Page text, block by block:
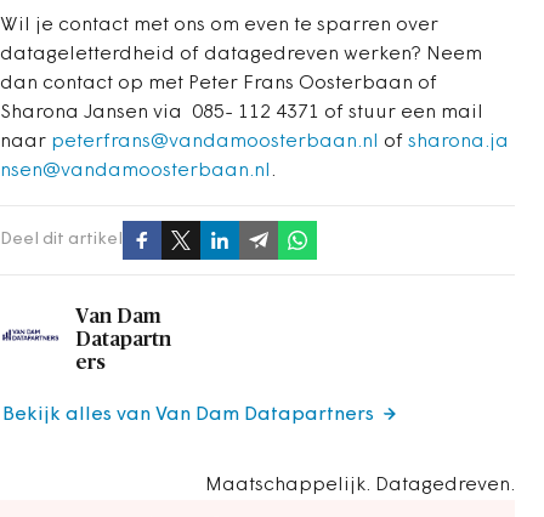
Wil je contact met ons om even te sparren over
datageletterdheid of datagedreven werken? Neem
dan contact op met Peter Frans Oosterbaan of
Sharona Jansen via 085- 112 4371 of stuur een mail
naar peterfrans@vandamoosterbaan.nl of sharona.ja
nsen@vandamoosterbaan.nl .
Deel dit artikel
Van Dam
Datapartn
ers
Maatschappelijk. Datagedreven.
Bekijk alles van Van Dam Datapartners